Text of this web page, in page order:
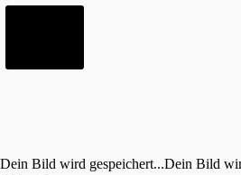
Dein Bild wird gespeichert...Dein Bild